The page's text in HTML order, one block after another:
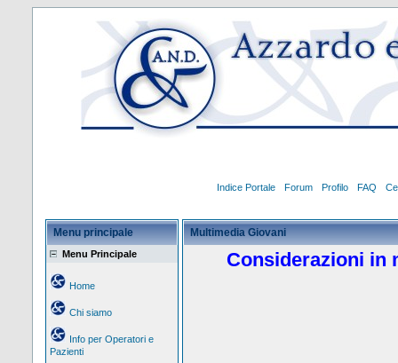
Indice Portale Forum Profilo FAQ
Menu principale
Menu Principale
Home
Chi siamo
Info per Operatori e
Pazienti
Multimedia Giovani
Considerazioni in